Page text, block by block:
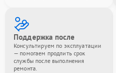
Поддержка после
Консультируем по эксплуатации
— помогаем продлить срок
службы после выполнения
ремонта.